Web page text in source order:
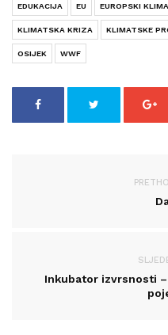
EDUKACIJA EU EUROPSKI
KLIMATSKA KRIZA KLIMATSKE
OSIJEK WWF
Inkubator izvrsnosti